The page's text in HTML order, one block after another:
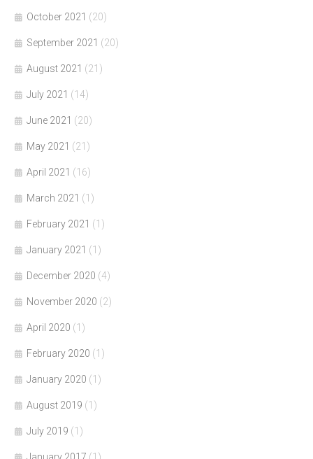
October 2021 (20)
September 2021 (20)
August 2021 (21)
July 2021 (14)
June 2021 (20)
May 2021 (21)
April 2021 (16)
March 2021 (1)
February 2021 (1)
January 2021 (1)
December 2020 (4)
November 2020 (2)
April 2020 (1)
February 2020 (1)
January 2020 (1)
August 2019 (1)
July 2019 (1)